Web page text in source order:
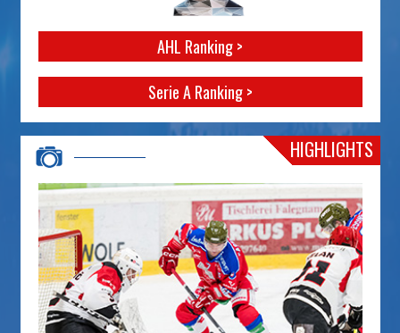
AHL Ranking >
Serie A Ranking >
HIGHLIGHTS